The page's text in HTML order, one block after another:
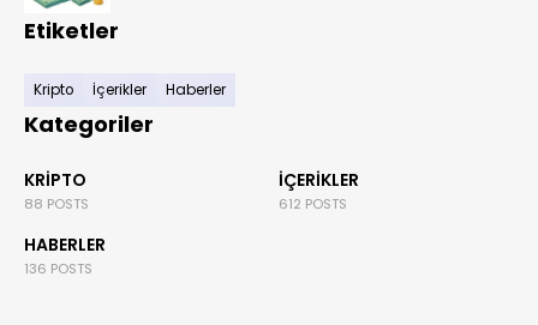
Etiketler
Kripto İçerikler Haberler
Kategoriler
KRIPTO
88 POSTS
İÇERIKLER
612 POSTS
HABERLER
136 POSTS